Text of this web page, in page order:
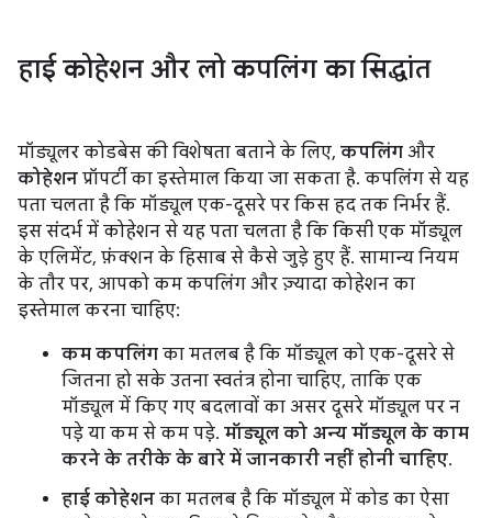
हाई कोहेशन और लो कपलिंग का सिद्धांत
मॉड्यूलर कोडबेस की विशेषता बताने के लिए, कपलिंग और
कोहेशन प्रॉपर्टी का इस्तेमाल किया जा सकता है. कपलिंग से यह
पता चलता है कि मॉड्यूल एक-दूसरे पर किस हद तक निर्भर हैं.
इस संदर्भ में कोहेशन से यह पता चलता है कि किसी एक मॉड्यूल
के एलिमेंट, फ़ंक्शन के हिसाब से कैसे जुड़े हुए हैं. सामान्य नियम
के तौर पर, आपको कम कपलिंग और ज़्यादा कोहेशन का
इस्तेमाल करना चाहिए:
कम कपलिंग का मतलब है कि मॉड्यूल को एक-दूसरे से
जितना हो सके उतना स्वतंत्र होना चाहिए, ताकि एक
मॉड्यूल में किए गए बदलावों का असर दूसरे मॉड्यूल पर न
पड़े या कम से कम पड़े. मॉड्यूल को अन्य मॉड्यूल के काम
करने के तरीके के बारे में जानकारी नहीं होनी चाहिए.
हाई कोहेशन का मतलब है कि मॉड्यूल में कोड का ऐसा